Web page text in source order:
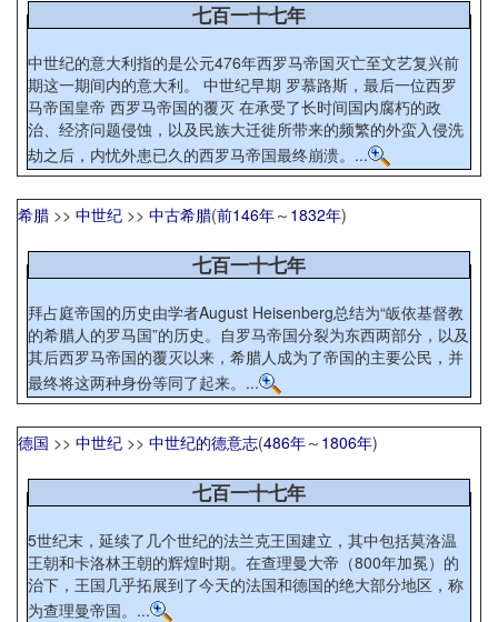
七百一十七年
中世纪的意大利指的是公元476年西罗马帝国灭亡至文艺复兴前
期这一期间内的意大利。 中世纪早期 罗慕路斯，最后一位西罗
马帝国皇帝 西罗马帝国的覆灭 在承受了长时间国内腐朽的政
治、经济问题侵蚀，以及民族大迁徙所带来的频繁的外蛮入侵洗
劫之后，内忧外患已久的西罗马帝国最终崩溃。...
希腊 >> 中世纪 >> 中古希腊(前146年～ 1832年)
七百一十七年
拜占庭帝国的历史由学者August Heisenberg总结为“皈依基督教
的希腊人的罗马国”的历史。自罗马帝国分裂为东西两部分，以及
其后西罗马帝国的覆灭以来，希腊人成为了帝国的主要公民，并
最终将这两种身份等同了起来。...
德国 >> 中世纪 >> 中世纪的德意志(486年～ 1806年)
七百一十七年
5世纪末，延续了几个世纪的法兰克王国建立，其中包括莫洛温
王朝和卡洛林王朝的辉煌时期。在查理曼大帝（800年加冕）的
治下，王国几乎拓展到了今天的法国和德国的绝大部分地区，称
为查理曼帝国。...